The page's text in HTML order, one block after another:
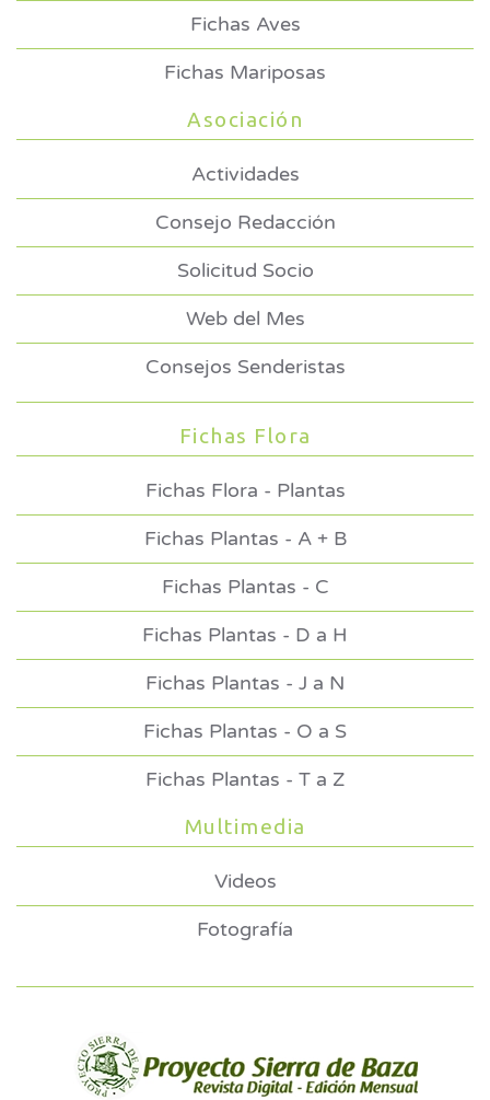
Fichas Aves
Fichas Mariposas
Asociación
Actividades
Consejo Redacción
Solicitud Socio
Web del Mes
Consejos Senderistas
Fichas Flora
Fichas Flora - Plantas
Fichas Plantas - A + B
Fichas Plantas - C
Fichas Plantas - D a H
Fichas Plantas - J a N
Fichas Plantas - O a S
Fichas Plantas - T a Z
Multimedia
Videos
Fotografía